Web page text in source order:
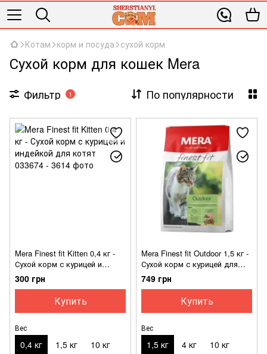
Котам корм и посуда сухой корм
Сухой корм для кошек Mera
Фильтр 1 По популярности
Mera Finest fit Kitten 0,4 кг -
Сухой корм с курицей и
индейкой для котят
300 грн
Купить
Вес
0,4 кг 1,5 кг 10 кг
Mera Finest fit Outdoor 1,5 кг -
Сухой корм с курицей для
активных кошек
749 грн
Купить
Вес
1,5 кг 4 кг 10 кг